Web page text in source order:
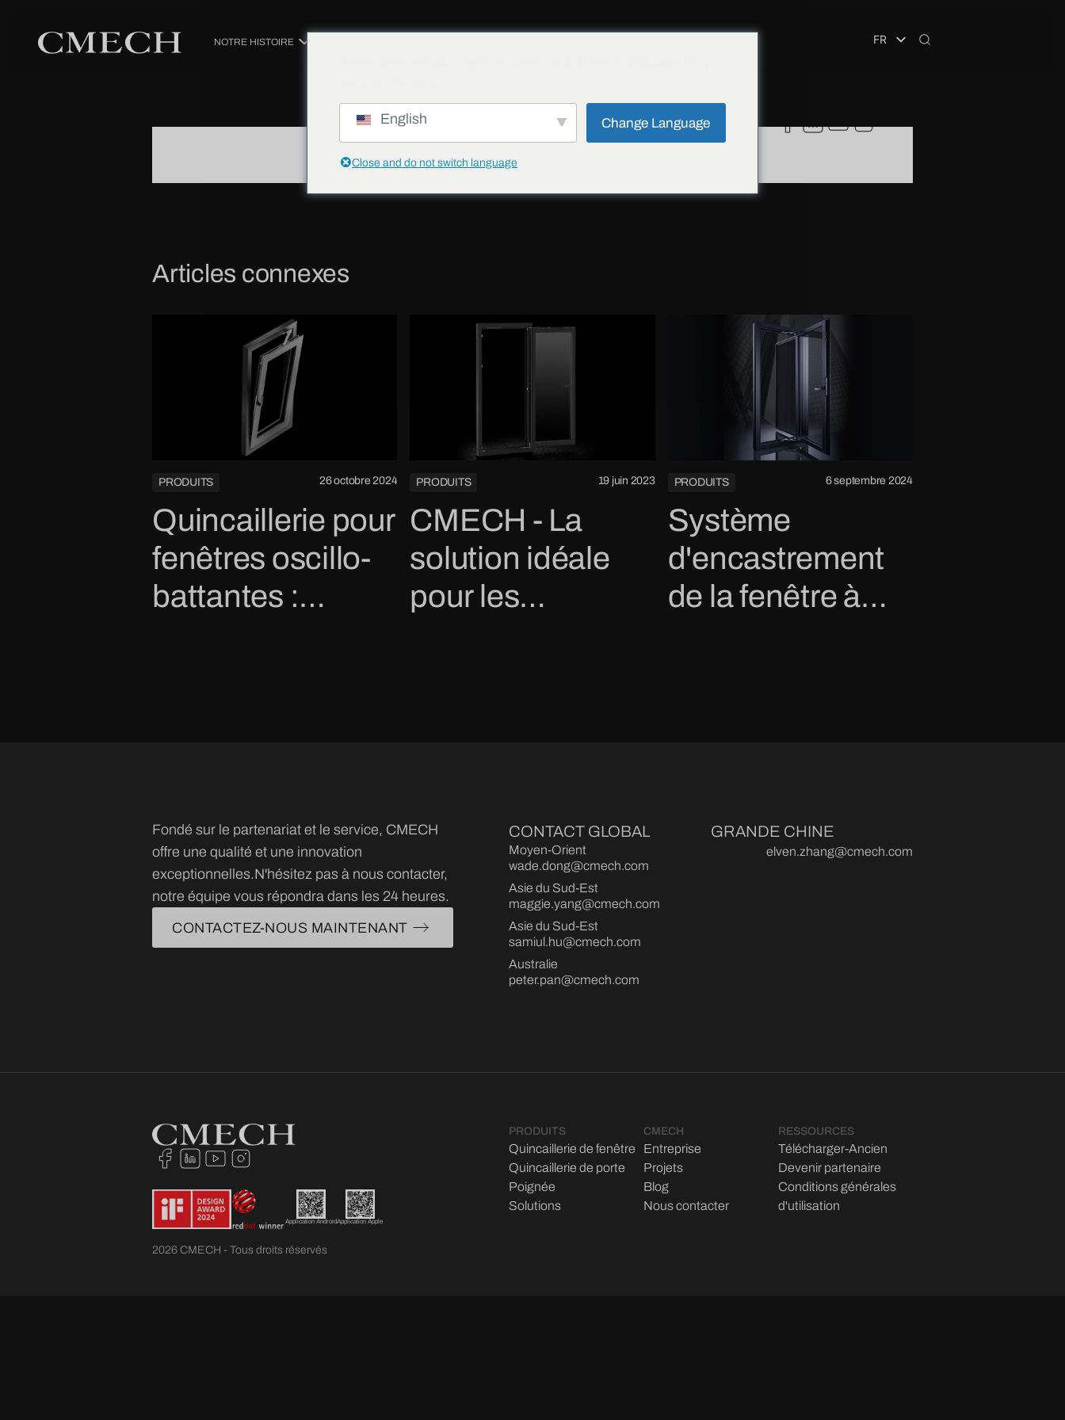
NOTRE HISTOIRE FR
STORES ENTRE LES VITRES MANUELLEMENT
Articles connexes
PRODUITS 26 octobre 2024
Quincaillerie pour
fenêtres oscillo-
battantes :
PRODUITS 19 juin 2023
CMECH - La
solution idéale
pour les
PRODUITS 6 septembre 2024
Système
d'encastrement
de la fenêtre à
Fondé sur le partenariat et le service, CMECH
offre une qualité et une innovation
exceptionnelles.N'hésitez pas à nous contacter,
notre équipe vous répondra dans les 24 heures.
CONTACTEZ-NOUS MAINTENANT
CONTACT GLOBAL
Moyen-Orient
wade.dong@cmech.com
Asie du Sud-Est
maggie.yang@cmech.com
Asie du Sud-Est
samiul.hu@cmech.com
Australie
peter.pan@cmech.com
GRANDE CHINE
elven.zhang@cmech.com
Application AndroidApplication Apple
PRODUITS
Quincaillerie de fenêtre
Quincaillerie de porte
Poignée
Solutions
CMECH
Entreprise
Projets
Blog
Nous contacter
RESSOURCES
Télécharger-Ancien
Devenir partenaire
Conditions générales
d'utilisation
2026 CMECH - Tous droits réservés
English Change Language
Close and do not switch language